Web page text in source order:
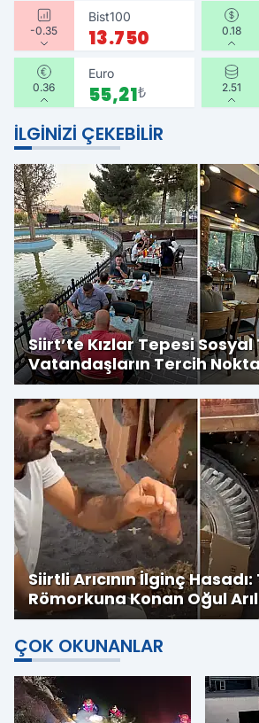
-0.35
Bist100
13.750 0.18
0.36
Euro
55,21₺ 2.51
İLGINIZI ÇEKEBILIR
Siirt’te Kızlar Tepesi
Vatandaşların Tercih
Siirtli Arıcının İlginç
Römorkuna Konan Oğul
Aldı
ÇOK OKUNANLAR